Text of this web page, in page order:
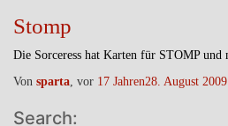
Stomp
Die Sorceress hat Karten für STOMP und
Von sparta, vor 17 Jahren28. August 2009
Search: